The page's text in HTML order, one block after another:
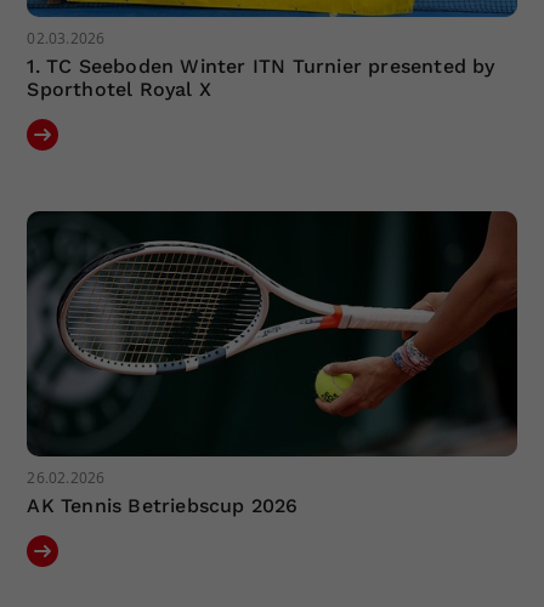
02.03.2026
1. TC Seeboden Winter ITN Turnier presented by
Sporthotel Royal X
26.02.2026
AK Tennis Betriebscup 2026